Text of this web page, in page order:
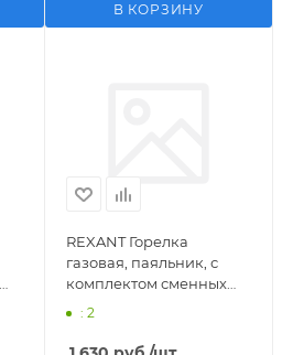
В КОРЗИНУ
REXANT Горелка
газовая, паяльник, с
комплектом сменных
насадок, 3 предмета
: 2